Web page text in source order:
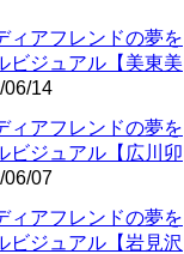
ィアフレンドの夢を
ビジュアル【美東美
06/14
ィアフレンドの夢を
ビジュアル【広川卯
06/07
ィアフレンドの夢を
ビジュアル【岩見沢